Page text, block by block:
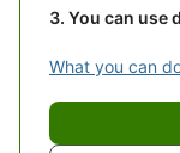
You can use
What you can